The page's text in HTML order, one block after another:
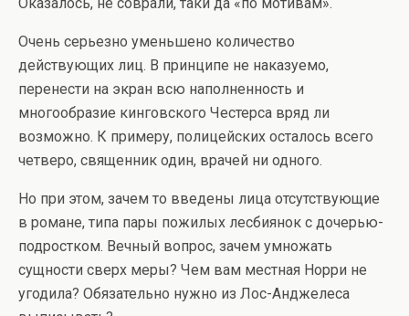
Очень серьезно уменьшено количество
действующих лиц. В принципе не наказуемо,
перенести на экран всю наполненность и
многообразие кинговского Честерса вряд ли
возможно. К примеру, полицейских осталось всего
четверо, священник один, врачей ни одного.
Но при этом, зачем то введены лица отсутствующие
в романе, типа пары пожилых лесбиянок с дочерью-
подростком. Вечный вопрос, зачем умножать
сущности сверх меры? Чем вам местная Норри не
угодила? Обязательно нужно из Лос-Анджелеса